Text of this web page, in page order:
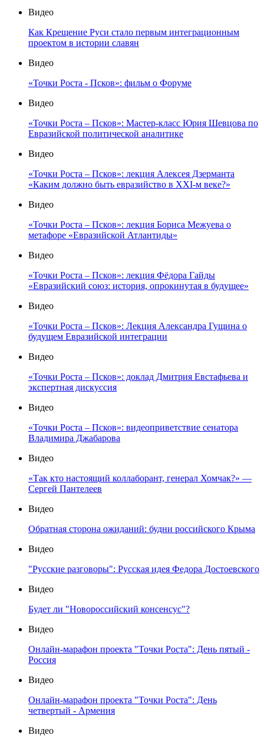
Видео
Как Крещение Руси стало первым интеграционным
проектом в истории славян
Видео
«Точки Роста - Псков»: фильм о Форуме
Видео
«Точки Роста – Псков»: Мастер-класс Юрия Шевцова по
Евразийской политической аналитике
Видео
«Точки Роста – Псков»: лекция Алексея Дзерманта
«Каким должно быть евразийство в XXI-м веке?»
Видео
«Точки Роста – Псков»: лекция Бориса Межуева о
метафоре «Евразийской Атлантиды»
Видео
«Точки Роста – Псков»: лекция Фёдора Гайды
«Евразийский союз: история, опрокинутая в будущее»
Видео
«Точки Роста – Псков»: Лекция Александра Гущина о
будущем Евразийской интеграции
Видео
«Точки Роста – Псков»: доклад Дмитрия Евстафьева и
экспертная дискуссия
Видео
«Точки Роста – Псков»: видеоприветствие сенатора
Владимира Джабарова
Видео
«Так кто настоящий коллаборант, генерал Хомчак?» —
Сергей Пантелеев
Видео
Обратная сторона ожиданий: будни российского Крыма
Видео
"Русские разговоры": Русская идея Федора Достоевского
Видео
Будет ли "Новороссийский консенсус"?
Видео
Онлайн-марафон проекта "Точки Роста": День пятый -
Россия
Видео
Онлайн-марафон проекта "Точки Роста": День
четвертый - Армения
Видео